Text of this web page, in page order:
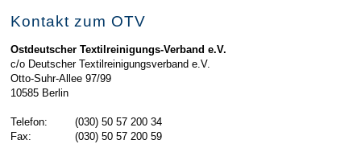
Kontakt zum OTV
Ostdeutscher Textilreinigungs-Verband e.V.
c/o Deutscher Textilreinigungsverband e.V.
Otto-Suhr-Allee 97/99
10585 Berlin
Telefon:
(030) 50 57 200 34
Fax:
(030) 50 57 200 59